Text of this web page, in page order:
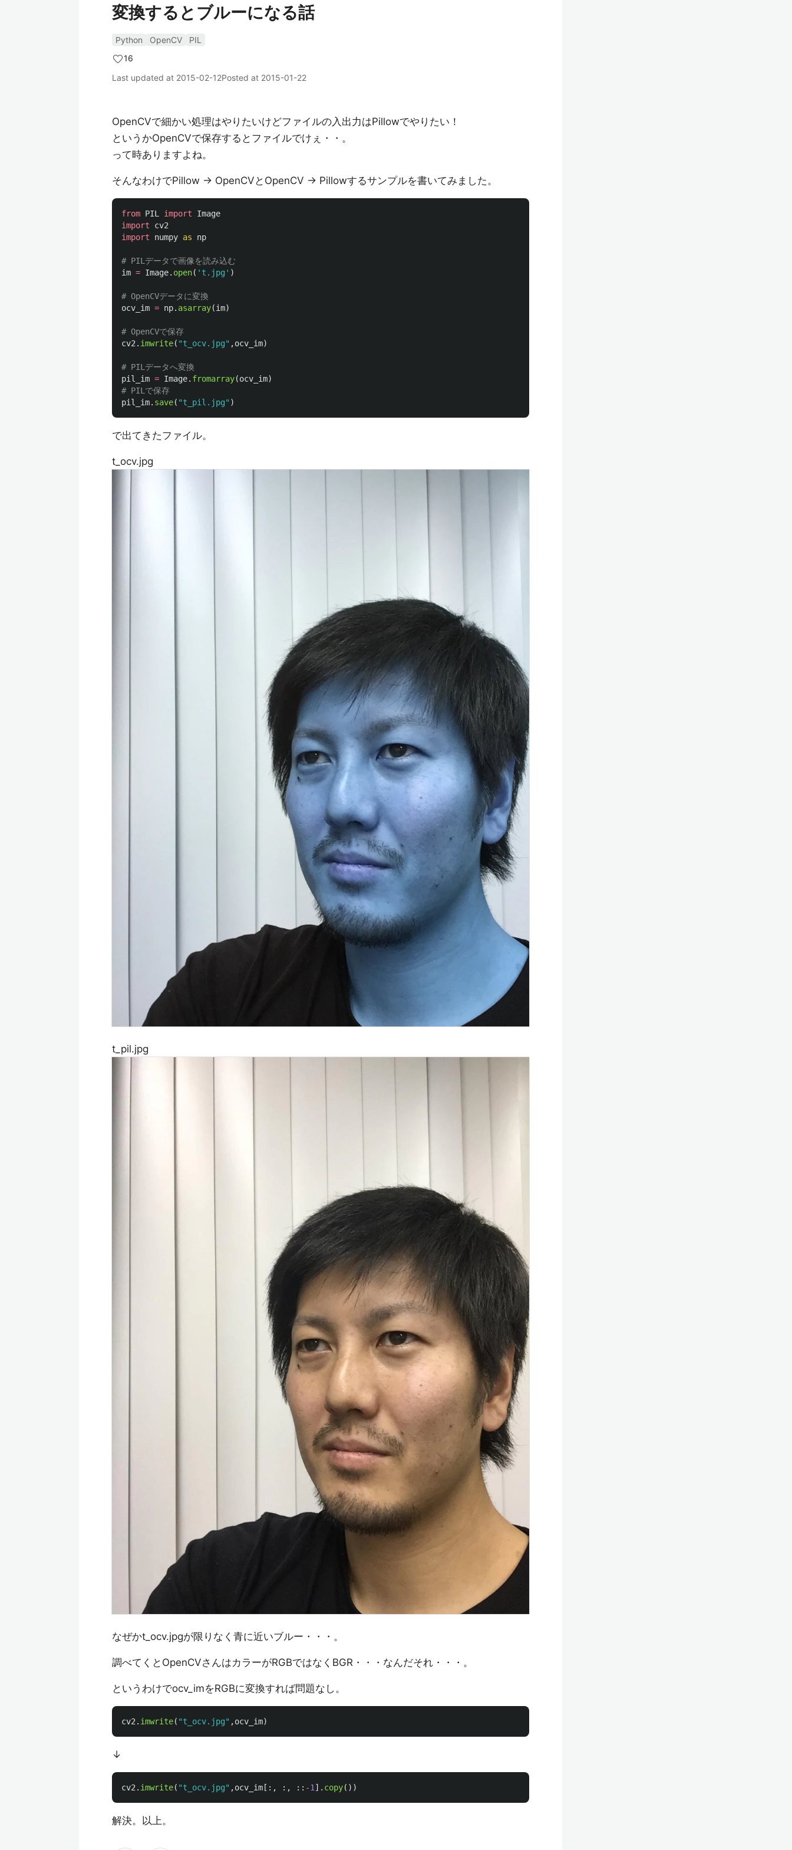
変換するとブルーになる話
Python OpenCV
PIL
16
Last updated at 2015-02-12Posted at 2015-01-22
OpenCVで細かい処理はやりたいけどファイルの入出力はPillowでやりたい！
というかOpenCVで保存するとファイルでけぇ・・。
って時ありますよね。
そんなわけでPillow -> OpenCVとOpenCV -> Pillowするサンプルを書いてみました。
from PIL import
Image
import
cv2
import
numpy as np
im = Image. open( ' t.jpg ' )
ocv_im = np. asarray(im)
cv2 . imwrite( "t_ocv.jpg" ,ocv_im)
pil_im = Image. fromarray(ocv_im)
pil_im. save( "t_pil.jpg" )
で出てきたファイル。
t_ocv.jpg
t_pil.jpg
なぜかt_ocv.jpgが限りなく青に近いブルー・・・。
調べてくとOpenCVさんはカラーがRGBではなくBGR・・・なんだそれ・・・。
というわけでocv_imをRGBに変換すれば問題なし。
cv2 . imwrite( "t_ocv.jpg" ,ocv_im)
↓
cv2 . imwrite( "t_ocv.jpg" ,ocv_im [:, :, :: -1 ]. copy())
解決。以上。